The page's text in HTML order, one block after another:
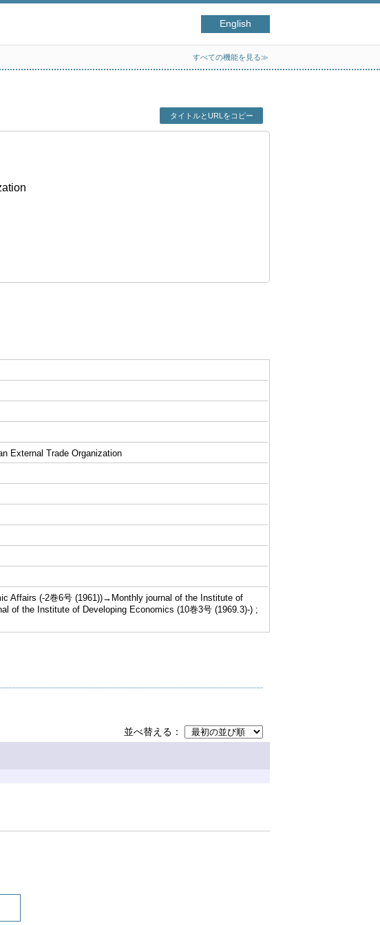
English
すべての機能を見る≫
タイトルとURLをコピー
External Trade Organization
Affairs (-2巻6号 (1961))→Monthly journal of the Institute of
of the Institute of Developing Economics (10巻3号 (1969.3)-) ;
並べ替える